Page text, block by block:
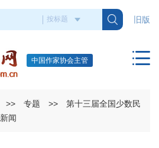
旧版
中国作家协会主管
>> 专题 >>
第十三届全国少数民
新闻